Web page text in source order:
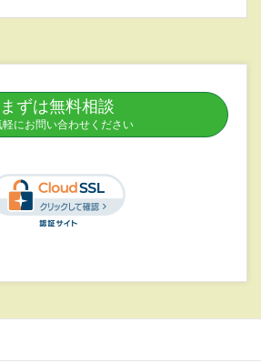
まずは無料相談
軽にお問い合わせください